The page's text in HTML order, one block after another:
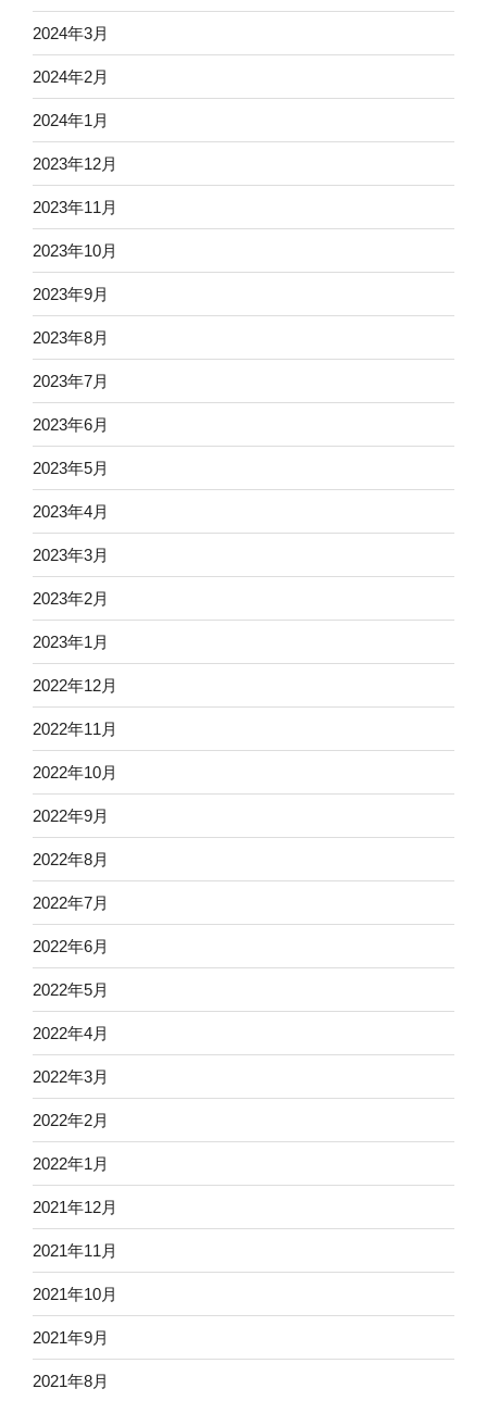
2024年3月
2024年2月
2024年1月
2023年12月
2023年11月
2023年10月
2023年9月
2023年8月
2023年7月
2023年6月
2023年5月
2023年4月
2023年3月
2023年2月
2023年1月
2022年12月
2022年11月
2022年10月
2022年9月
2022年8月
2022年7月
2022年6月
2022年5月
2022年4月
2022年3月
2022年2月
2022年1月
2021年12月
2021年11月
2021年10月
2021年9月
2021年8月